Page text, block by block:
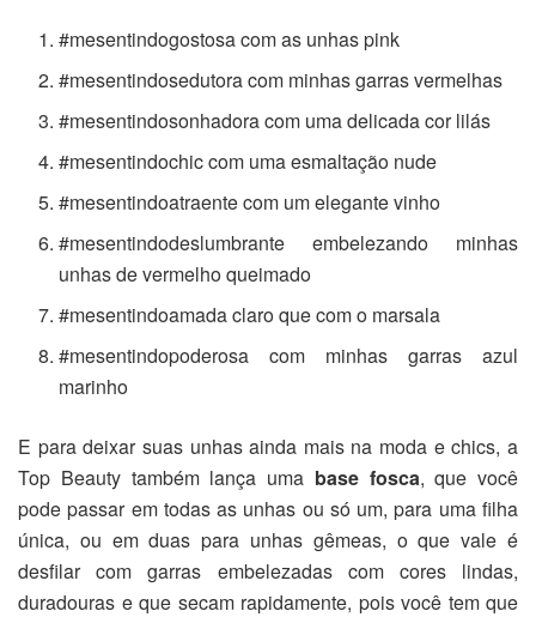
#mesentindogostosa com as unhas pink
#mesentindosedutora com minhas garras vermelhas
#mesentindosonhadora com uma delicada cor lilás
#mesentindochic com uma esmaltação nude
#mesentindoatraente com um elegante vinho
#mesentindodeslumbrante embelezando minhas
unhas de vermelho queimado
#mesentindoamada claro que com o marsala
#mesentindopoderosa com minhas garras azul
marinho
E para deixar suas unhas ainda mais na moda e chics, a
Top Beauty também lança uma base fosca, que você
pode passar em todas as unhas ou só um, para uma filha
única, ou em duas para unhas gêmeas, o que vale é
desfilar com garras embelezadas com cores lindas,
duradouras e que secam rapidamente, pois você tem que